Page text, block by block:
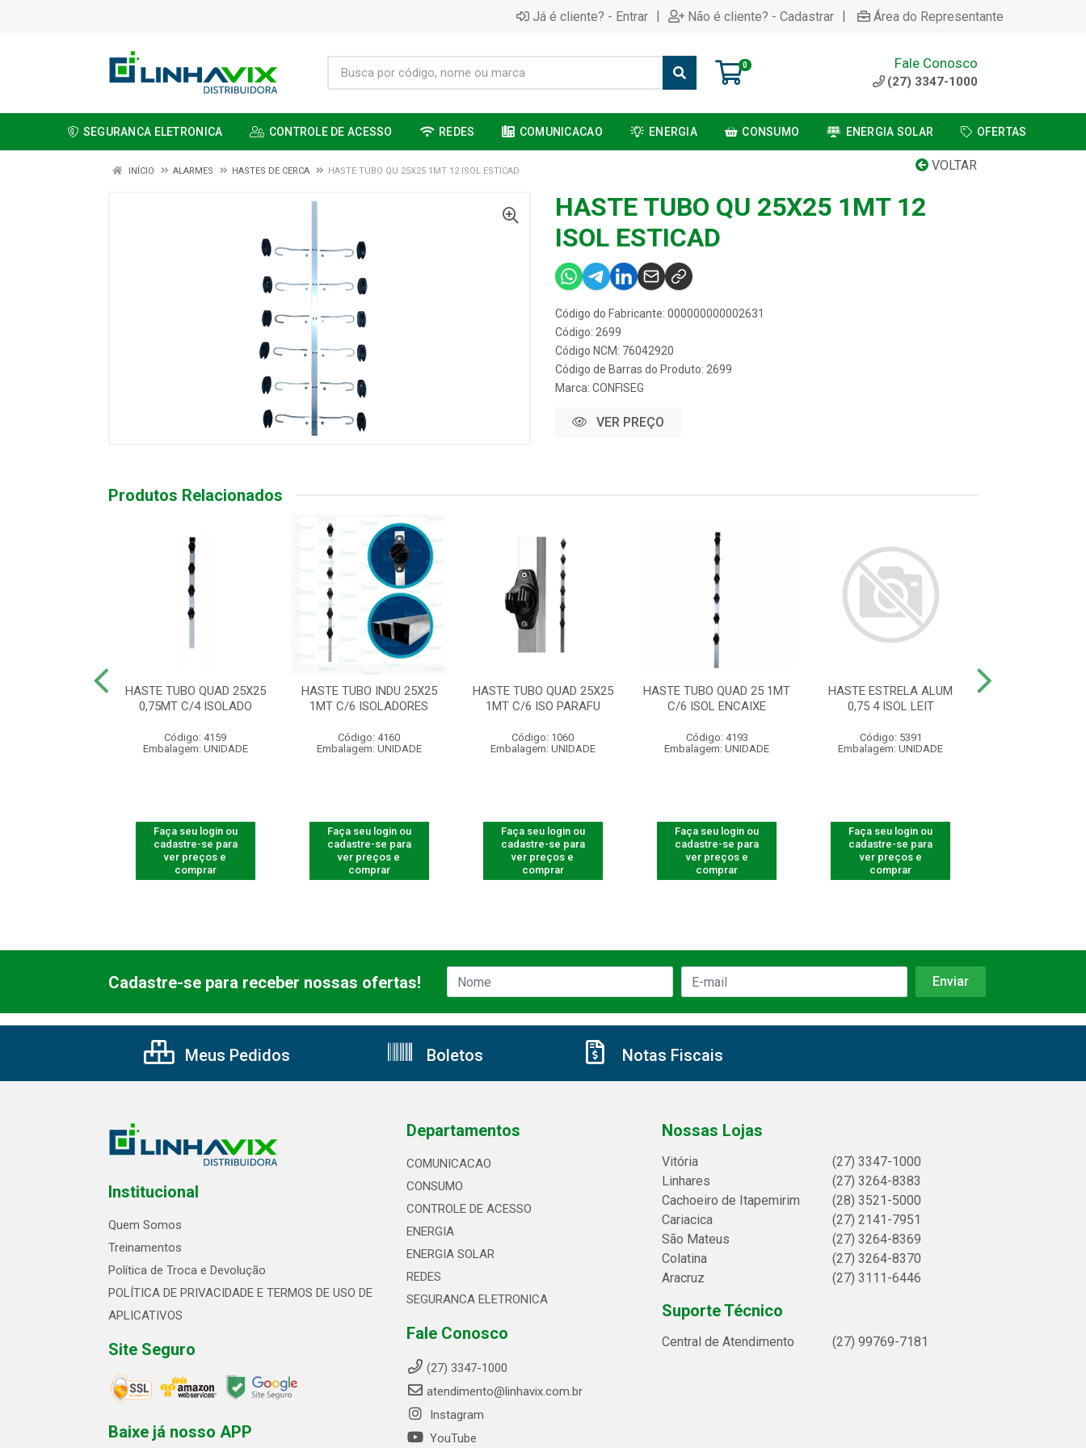
Já é cliente? - Entrar | Não é cliente? - Cadastrar | Área do Representante
0 Fale Conosco
(27) 3347-1000
SEGURANCA ELETRONICA CONTROLE DE ACESSO REDES COMUNICACAO ENERGIA CONSUMO ENERGIA SOLAR OFERTAS
VOLTAR
INÍCIO ALARMES HASTES DE CERCA HASTE TUBO QU 25X25 1MT 12 ISOL ESTICAD
HASTE TUBO QU 25X25 1MT 12
ISOL ESTICAD
Código do Fabricante: 000000000002631
Código: 2699
Código NCM: 76042920
Código de Barras do Produto: 2699
Marca: CONFISEG
VER PREÇO
Produtos Relacionados
HASTE TUBO QUAD 25X25
0,75MT C/4 ISOLADO
Código: 4159
Embalagem: UNIDADE
Faça seu login ou
cadastre-se para
ver preços e
comprar
HASTE TUBO INDU 25X25
1MT C/6 ISOLADORES
Código: 4160
Embalagem: UNIDADE
Faça seu login ou
cadastre-se para
ver preços e
comprar
HASTE TUBO QUAD 25X25
1MT C/6 ISO PARAFU
Código: 1060
Embalagem: UNIDADE
Faça seu login ou
cadastre-se para
ver preços e
comprar
HASTE TUBO QUAD 25 1MT
C/6 ISOL ENCAIXE
Código: 4193
Embalagem: UNIDADE
Faça seu login ou
cadastre-se para
ver preços e
comprar
HASTE ESTRELA ALUM
0,75 4 ISOL LEIT
Código: 5391
Embalagem: UNIDADE
Faça seu login ou
cadastre-se para
ver preços e
comprar
Cadastre-se para receber nossas ofertas!
Meus Pedidos Boletos Notas Fiscais
Institucional
Quem Somos
Treinamentos
Política de Troca e Devolução
POLÍTICA DE PRIVACIDADE E TERMOS DE USO DE
APLICATIVOS
Site Seguro
Baixe já nosso APP
Departamentos
COMUNICACAO
CONSUMO
CONTROLE DE ACESSO
ENERGIA
ENERGIA SOLAR
REDES
SEGURANCA ELETRONICA
Fale Conosco
(27) 3347-1000
atendimento@linhavix.com.br
Instagram
YouTube
Nossas Lojas
Vitória
(27) 3347-1000
Linhares
(27) 3264-8383
Cachoeiro de Itapemirim
(28) 3521-5000
Cariacica
(27) 2141-7951
São Mateus
(27) 3264-8369
Colatina
(27) 3264-8370
Aracruz
(27) 3111-6446
Suporte Técnico
Central de Atendimento (27) 99769-7181